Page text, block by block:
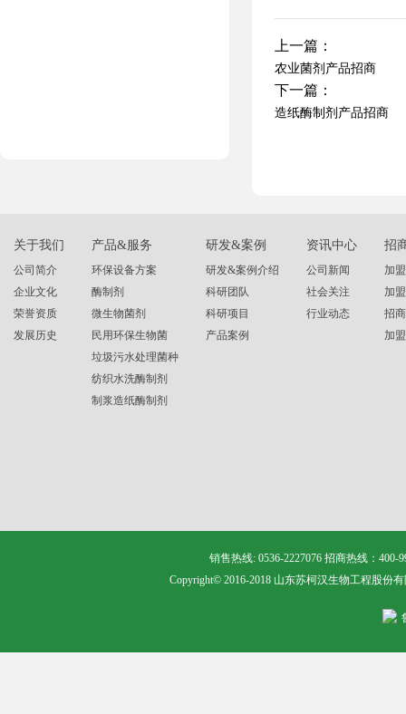
上一篇：
农业菌剂产品招商
下一篇：
造纸酶制剂产品招商
关于我们
公司简介
企业文化
荣誉资质
发展历史
产品&服务
环保设备方案
酶制剂
微生物菌剂
民用环保生物菌
垃圾污水处理菌种
纺织水洗酶制剂
制浆造纸酶制剂
研发&案例
研发&案例介绍
科研团队
科研项目
产品案例
资讯中心
公司新闻
社会关注
行业动态
招
加
加
招
加
销售热线: 0536-2227076 招商热线：
Copyright© 2016-2018 山东苏柯汉生物工程股份